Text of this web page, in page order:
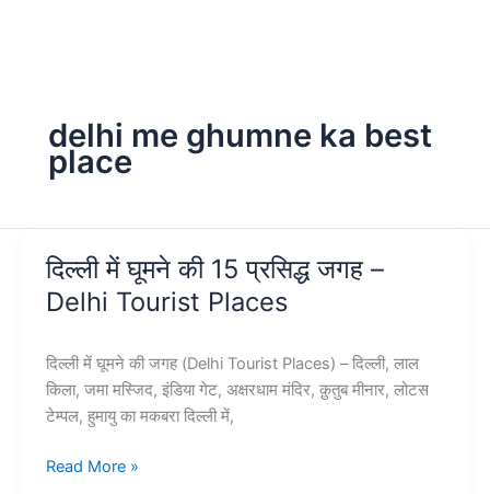
delhi me ghumne ka best
place
दिल्ली में घूमने की 15 प्रसिद्ध जगह –
Delhi Tourist Places
दिल्ली में घूमने की जगह (Delhi Tourist Places) – दिल्ली, लाल
किला, जमा मस्जिद, इंडिया गेट, अक्षरधाम मंदिर, क़ुतुब मीनार, लोटस
टेम्पल, हुमायु का मकबरा दिल्ली में,
दिल्ली
Read More »